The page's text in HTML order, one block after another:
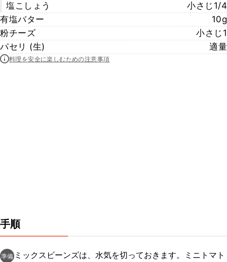
塩こしょう
小さじ1/4
有塩バター
10g
粉チーズ
小さじ1
パセリ (生)
適量
料理を安全に楽しむための注意事項
手順
準備 ミックスビーンズは、水気を切っておきます。ミニトマト